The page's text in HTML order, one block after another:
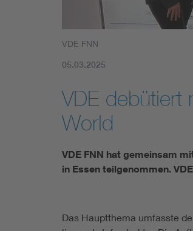
VDE FNN
05.03.2025
VDE debütiert
World
VDE FNN hat gemeinsam
in Essen teilgenommen.
Das Hauptthema umfasste